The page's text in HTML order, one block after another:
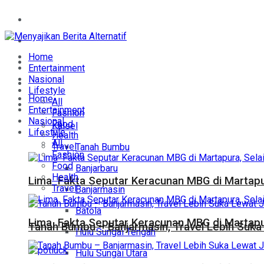
Entertainment
Nasional
Lifestyle
Daerah
Kalsel
Tanah Bumbu
Banjarbaru
Banjarmasin
Batola
Hulu Sungai Tengah
Hulu Sungai Utara
Home
Entertainment
Nasional
Lifestyle
All
Fashion
Food
Health
Travel
Lima Fakta Seputar Keracunan MBG di
Tanah Bumbu – Banjarmasin, Travel Lebih
Home
Entertainment
Nasional
Lifestyle
All
Fashion
Food
Health
Travel
Lima Fakta Seputar Keracunan MBG di